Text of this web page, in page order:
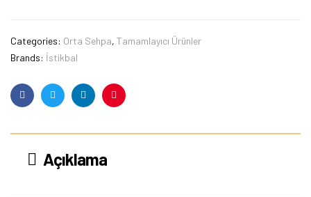
Categories: Orta Sehpa, Tamamlayıcı Ürünler
Brands: İstikbal
FacebookTwitterLinkedinPinterest
Açıklama